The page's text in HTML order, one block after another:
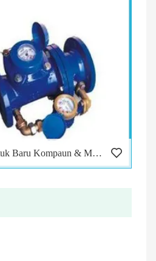
Reka Bentuk Baru Kompaun & Meter Air Gabungan